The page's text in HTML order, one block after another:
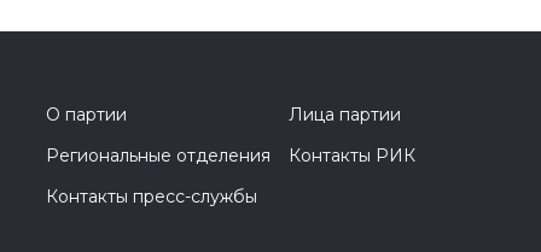
О партии
Лица партии
Региональные отделения
Контакты РИК
Контакты пресс-службы